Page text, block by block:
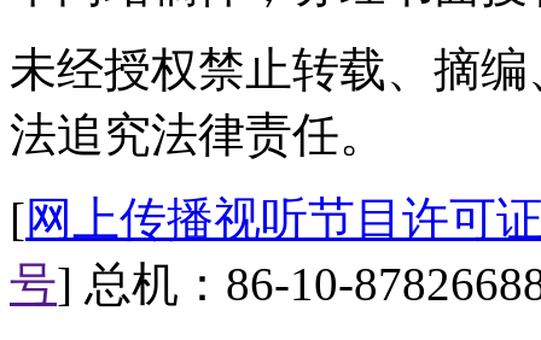
美国芝加哥红线地铁近日出
宣布要驾驶电车，大声命令所
【日本推出女性专用午睡咖
一家女性专用的午睡咖啡店
未经授权禁止转载、摘
法追究法律责任。
[网上传播视听节目许可
号] 总机：86-10-